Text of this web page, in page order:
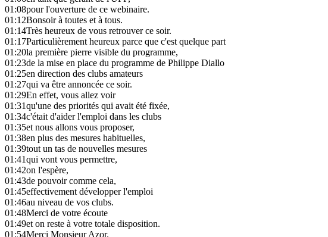
01:08pour l'ouverture de ce webinaire.
01:12Bonsoir à toutes et à tous.
01:14Très heureux de vous retrouver ce soir.
01:17Particulièrement heureux parce que c'est quelque part
01:20la première pierre visible du programme,
01:23de la mise en place du programme de Philippe Diallo
01:25en direction des clubs amateurs
01:27qui va être annoncée ce soir.
01:29En effet, vous allez voir
01:31qu'une des priorités qui avait été fixée,
01:34c'était d'aider l'emploi dans les clubs
01:35et nous allons vous proposer,
01:38en plus des mesures habituelles,
01:39tout un tas de nouvelles mesures
01:41qui vont vous permettre,
01:42on l'espère,
01:43de pouvoir comme cela,
01:45effectivement développer l'emploi
01:46au niveau de vos clubs.
01:48Merci de votre écoute
01:49et on reste à votre totale disposition.
01:54Merci Monsieur Azor.